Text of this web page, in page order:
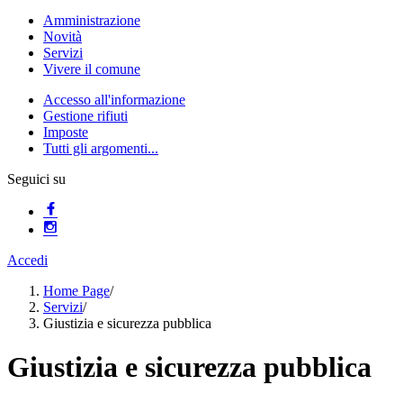
Amministrazione
Novità
Servizi
Vivere il comune
Accesso all'informazione
Gestione rifiuti
Imposte
Tutti gli argomenti...
Seguici su
Accedi
Home Page/
Servizi/
Giustizia e sicurezza pubblica
Giustizia e sicurezza pubblica